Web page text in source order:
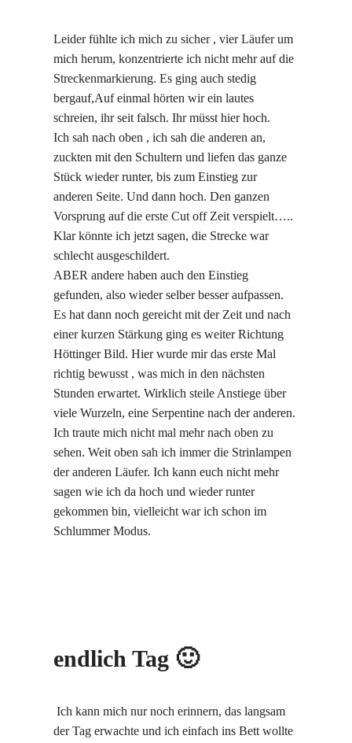
Leider fühlte ich mich zu sicher , vier Läufer um
mich herum, konzentrierte ich nicht mehr auf die
Streckenmarkierung. Es ging auch stedig
bergauf,Auf einmal hörten wir ein lautes
schreien, ihr seit falsch. Ihr müsst hier hoch.
Ich sah nach oben , ich sah die anderen an,
zuckten mit den Schultern und liefen das ganze
Stück wieder runter, bis zum Einstieg zur
anderen Seite. Und dann hoch. Den ganzen
Vorsprung auf die erste Cut off Zeit verspielt…..
Klar könnte ich jetzt sagen, die Strecke war
schlecht ausgeschildert.
ABER andere haben auch den Einstieg
gefunden, also wieder selber besser aufpassen.
Es hat dann noch gereicht mit der Zeit und nach
einer kurzen Stärkung ging es weiter Richtung
Höttinger Bild. Hier wurde mir das erste Mal
richtig bewusst , was mich in den nächsten
Stunden erwartet. Wirklich steile Anstiege über
viele Wurzeln, eine Serpentine nach der anderen.
Ich traute mich nicht mal mehr nach oben zu
sehen. Weit oben sah ich immer die Strinlampen
der anderen Läufer. Ich kann euch nicht mehr
sagen wie ich da hoch und wieder runter
gekommen bin, vielleicht war ich schon im
Schlummer Modus.
endlich Tag 🙂
Ich kann mich nur noch erinnern, das langsam
der Tag erwachte und ich einfach ins Bett wollte